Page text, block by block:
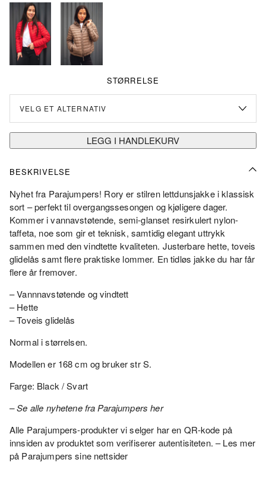
STØRRELSE
LEGG I HANDLEKURV
BESKRIVELSE
Nyhet fra Parajumpers! Rory er stilren lettdunsjakke i klassisk
sort – perfekt til overgangssesongen og kjøligere dager.
Kommer i vannavstøtende, semi-glanset resirkulert nylon-
taffeta, noe som gir et teknisk, samtidig elegant uttrykk
sammen med den vindtette kvaliteten. Justerbare hette, toveis
glidelås samt flere praktiske lommer. En tidløs jakke du har får
flere år fremover.
– Vannnavstøtende og vindtett
– Hette
– Toveis glidelås
Normal i størrelsen.
Modellen er 168 cm og bruker str S.
Farge: Black / Svart
– Se alle nyhetene fra Parajumpers her
Alle Parajumpers-produkter vi selger har en QR-kode på
innsiden av produktet som verifiserer autentisiteten.– Les mer
på Parajumpers sine nettsider